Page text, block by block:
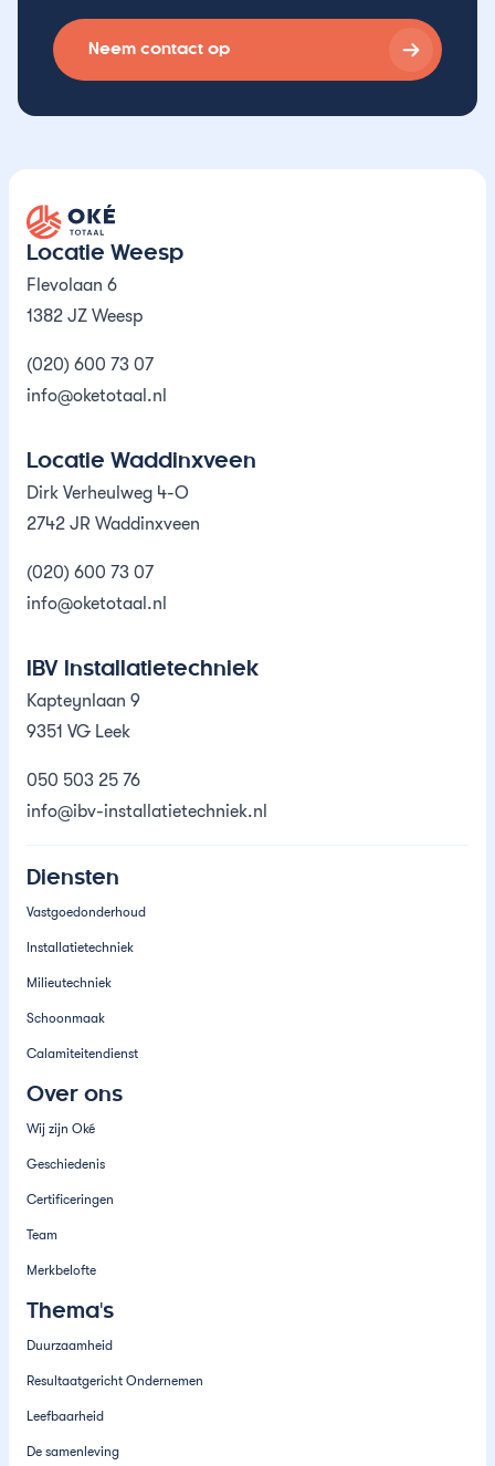
Neem contact op
Oké Totaal
Locatie Weesp
Flevolaan 6
1382 JZ Weesp
(020) 600 73 07
info@oketotaal.nl
Locatie Waddinxveen
Dirk Verheulweg 4-O
2742 JR Waddinxveen
(020) 600 73 07
info@oketotaal.nl
IBV Installatietechniek
Kapteynlaan 9
9351 VG Leek
050 503 25 76
info@ibv-installatietechniek.nl
Diensten
Vastgoedonderhoud
Installatietechniek
Milieutechniek
Schoonmaak
Calamiteitendienst
Over ons
Wij zijn Oké
Geschiedenis
Certificeringen
Team
Merkbelofte
Thema's
Duurzaamheid
Resultaatgericht Ondernemen
Leefbaarheid
De samenleving